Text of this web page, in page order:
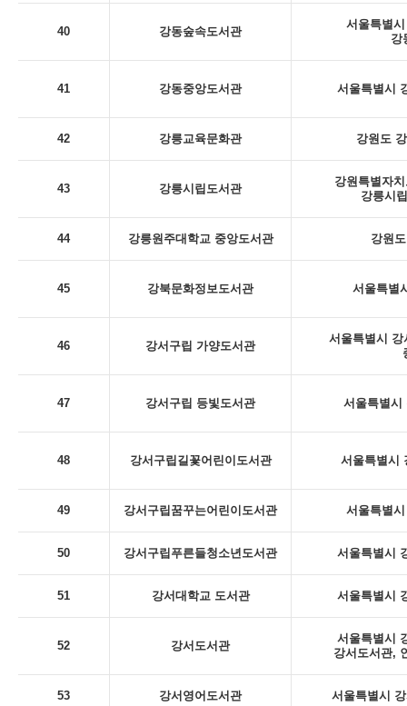
40 강동숲속도서관
서울특별
강
41 강동중앙도서관 서울특별시
42 강릉교육문화관 강원도
43 강릉시립도서관
강원특별자
강릉시
44 강릉원주대학교 중앙도서관 강원
45 강북문화정보도서관 서울특별
46 강서구립 가양도서관
서울특별시 강
47 강서구립 등빛도서관 서울특별시
48 강서구립길꽃어린이도서관 서울특별시
49 강서구립꿈꾸는어린이도서관 서울특별
50 강서구립푸른들청소년도서관 서울특별시
51 강서대학교 도서관 서울특별시
52 강서도서관
서울특별시
강서도서관,
53 강서영어도서관 서울특별시